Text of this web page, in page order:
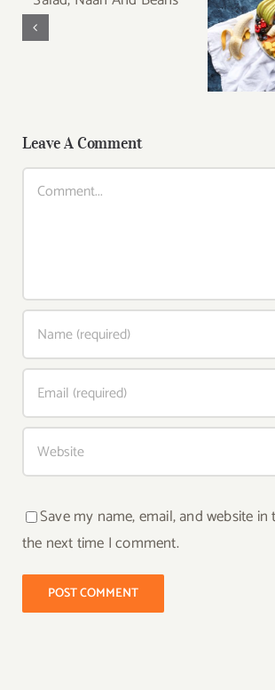
with Salad, Naan
Fruit
Leave A Comment
Comment
Save my name, email, and website
the next time I comment.